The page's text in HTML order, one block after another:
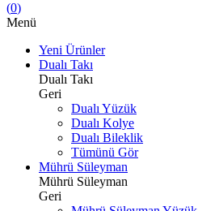
(0)
Menü
Yeni Ürünler
Dualı Takı
Dualı Takı
Geri
Dualı Yüzük
Dualı Kolye
Dualı Bileklik
Tümünü Gör
Mührü Süleyman
Mührü Süleyman
Geri